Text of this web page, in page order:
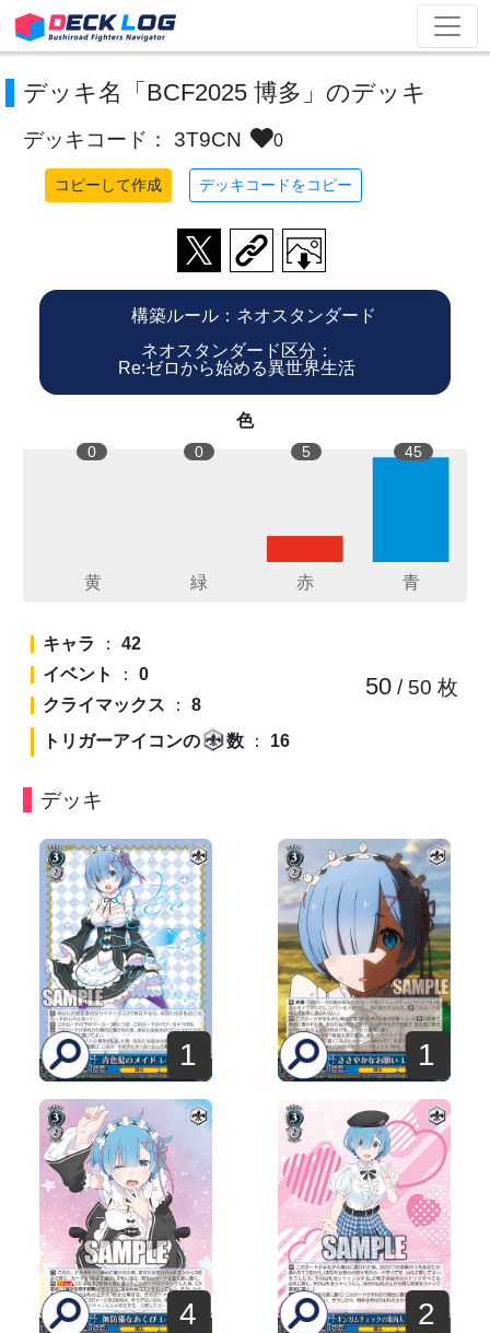
デッキ名「BCF2025 博多」のデッキ
デッキコード： 3T9CN 0
コピーして作成 デッキコードをコピー
構築ルール：ネオスタンダード
ネオスタンダード区分：
Re:ゼロから始める異世界生活
色
0 0 5 45
キャラ ： 42
イベント
： 0
クライマックス ： 8
トリガーアイコンの
数 ： 16
50/ 50 枚
デッキ
1 1
4 2